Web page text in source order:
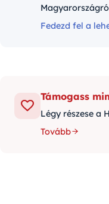
Fedezd fel a
Támogass
Légy részese a
Tovább